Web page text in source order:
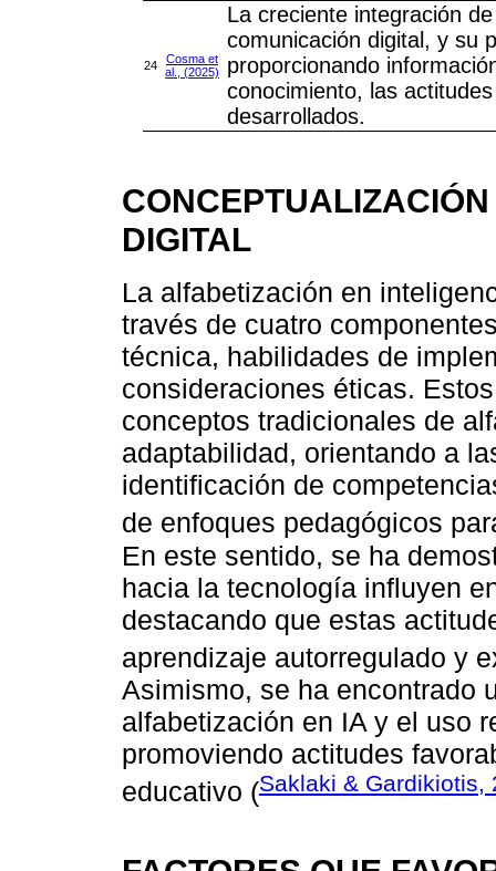
24
Cosma et
al., (2025)
La creciente integración
comunicación digital, y su
proporcionando
conocimiento, las
desarrollados.
DIGITAL
La alfabetización en
través de cuatro
técnica, habilidades de
consideraciones éticas.
conceptos tradicionales de
adaptabilidad, orientando a
identificación de
de enfoques pedagógicos
En este sentido, se ha
hacia la tecnología influyen
destacando que estas
aprendizaje autorregulado y
Asimismo, se ha encontrado
alfabetización en IA y el uso
promoviendo actitudes
educativo (Saklaki & Gardikiotis,